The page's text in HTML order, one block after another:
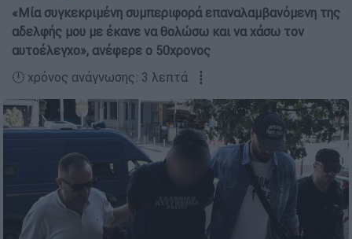
«Μία συγκεκριμένη συμπεριφορά επαναλαμβανόμενη της
αδελφής μου με έκανε να θολώσω και να χάσω τον
αυτοέλεγχο», ανέφερε ο 50χρονος
🕛 χρόνος ανάγνωσης: 3 λεπτά ┋